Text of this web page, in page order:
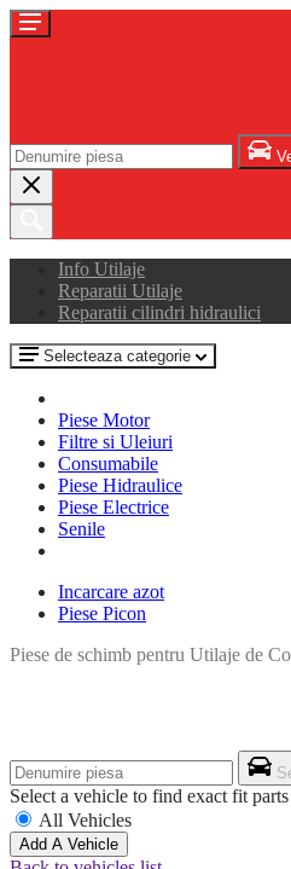
Info Utilaje
Reparatii Utilaje
Reparatii cilindri hidraulici
Selecteaza categorie
Piese Motor
Filtre si Uleiuri
Consumabile
Piese Hidraulice
Piese Electrice
Senile
Incarcare azot
Piese Picon
Piese de schimb pentru Utilaje de
Select a vehicle to find exact fit parts
All Vehicles
Add A Vehicle